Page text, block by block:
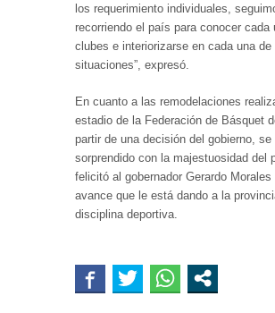
los requerimiento individuales,
recorriendo el país para conocer cada
clubes e interiorizarse en cada una de
situaciones”, expresó.
En cuanto a las remodelaciones
estadio de la Federación de Básquet
partir de una decisión del gobierno, se
sorprendido con la majestuosidad del
felicitó al gobernador Gerardo Morales
avance que le está dando a la
disciplina deportiva.